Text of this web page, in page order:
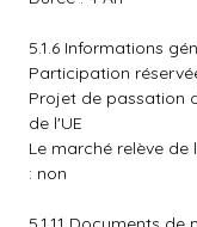
5.1.6 Informations
Participation
Projet de passation
de l'UE
Le marché relève
: non